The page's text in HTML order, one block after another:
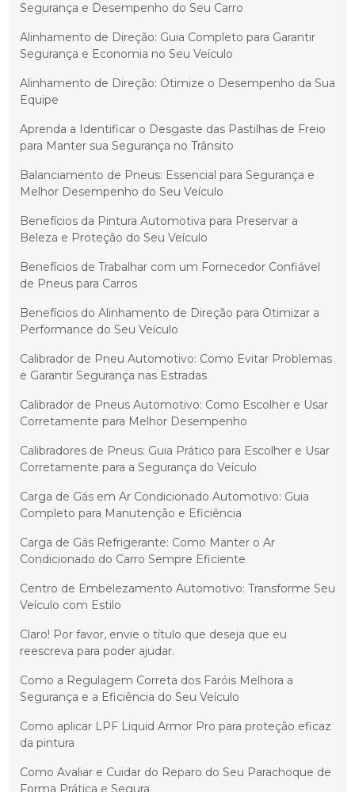
Segurança e Desempenho do Seu Carro
Alinhamento de Direção: Guia Completo para Garantir
Segurança e Economia no Seu Veículo
Alinhamento de Direção: Otimize o Desempenho da Sua
Equipe
Aprenda a Identificar o Desgaste das Pastilhas de Freio
para Manter sua Segurança no Trânsito
Balanciamento de Pneus: Essencial para Segurança e
Melhor Desempenho do Seu Veículo
Benefícios da Pintura Automotiva para Preservar a
Beleza e Proteção do Seu Veículo
Benefícios de Trabalhar com um Fornecedor Confiável
de Pneus para Carros
Benefícios do Alinhamento de Direção para Otimizar a
Performance do Seu Veículo
Calibrador de Pneu Automotivo: Como Evitar Problemas
e Garantir Segurança nas Estradas
Calibrador de Pneus Automotivo: Como Escolher e Usar
Corretamente para Melhor Desempenho
Calibradores de Pneus: Guia Prático para Escolher e Usar
Corretamente para a Segurança do Veículo
Carga de Gás em Ar Condicionado Automotivo: Guia
Completo para Manutenção e Eficiência
Carga de Gás Refrigerante: Como Manter o Ar
Condicionado do Carro Sempre Eficiente
Centro de Embelezamento Automotivo: Transforme Seu
Veículo com Estilo
Claro! Por favor, envie o título que deseja que eu
reescreva para poder ajudar.
Como a Regulagem Correta dos Faróis Melhora a
Segurança e a Eficiência do Seu Veículo
Como aplicar LPF Liquid Armor Pro para proteção eficaz
da pintura
Como Avaliar e Cuidar do Reparo do Seu Parachoque de
Forma Prática e Segura